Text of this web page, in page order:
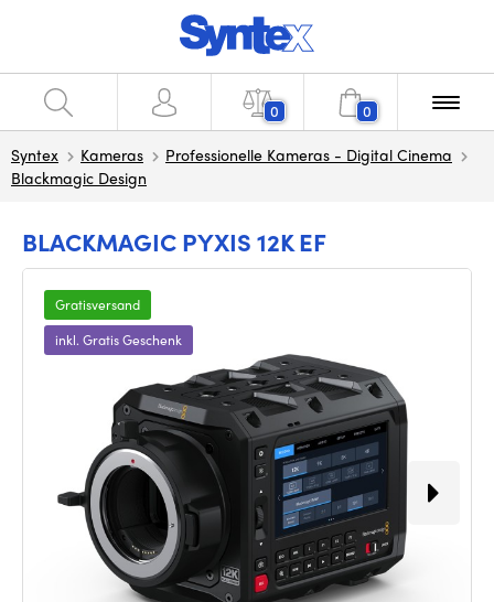
0 0
Syntex Kameras
Professionelle Kameras - Digital Cinema
Blackmagic Design
BLACKMAGIC PYXIS 12K EF
Gratisversand
inkl. Gratis Geschenk